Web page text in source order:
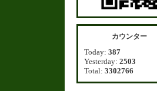
カウンター
Today: 387
Yesterday: 2503
Total: 3302766